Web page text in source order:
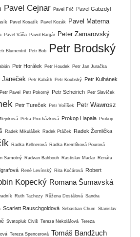
Pavel Cejnar Pavel Frič Pavel Gabzdyl
Pavel Kosatík Pavel Kozák Pavel Materna
Pavel Váňa Pavol Bargár Peter Zamarovský
Blumentrit Petr Bob Petr Brodský
Petr Horálek Petr Houdek Petr Jan Juračka
Janeček Petr Kabáth Petr Koubský Petr Kulhánek
Petr Pavel Petr Pokorný Petr Scheirich Petr Slavíček
Petr Tureček Petr Voříšek
Petr Wawrosz
Petra Procházková Prokop Hapala Prokop
Radek Mikulášek Radek Ptáček Radek Žemlička
Radka Kellnerová Radka Kremlíková Pourová
Samotný Radvan Bahbouh Rastislav Maďar Renáta
René Levínský Rita Kočárová Robert
Kopecký Romana Šumavská
Ruth Tachezy Růžena Dostálová Sandra
Scarlett Rauschgoldová Sebastian Chum Stanislav
Svatopluk Civiš Tereza Nekolářová Tereza
Tereza Spencerová Tomáš Bandžuch